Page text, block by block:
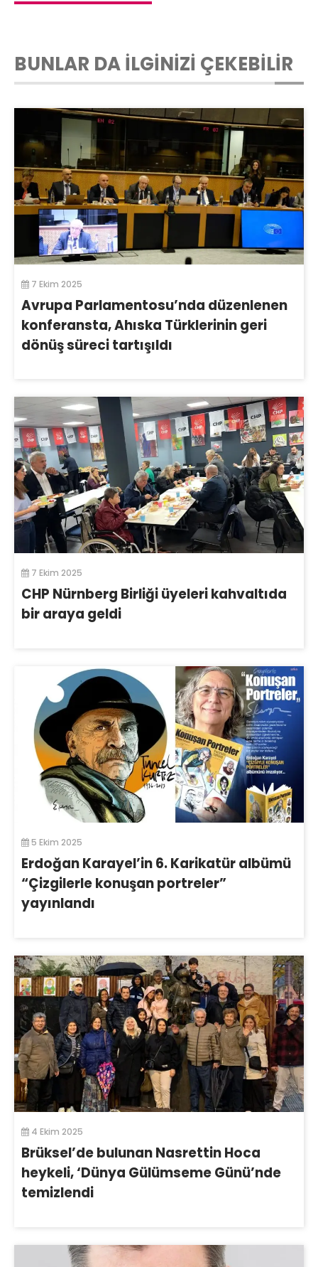
BUNLAR DA İLGİNİZİ ÇEKEBİLİR
7 Ekim 2025
Avrupa Parlamentosu’nda düzenlenen
konferansta, Ahıska Türklerinin geri
dönüş süreci tartışıldı
7 Ekim 2025
CHP Nürnberg Birliği üyeleri kahvaltıda
bir araya geldi
5 Ekim 2025
Erdoğan Karayel’in 6. Karikatür albümü
“Çizgilerle konuşan portreler”
yayınlandı
4 Ekim 2025
Brüksel’de bulunan Nasrettin Hoca
heykeli, ‘Dünya Gülümseme Günü’nde
temizlendi